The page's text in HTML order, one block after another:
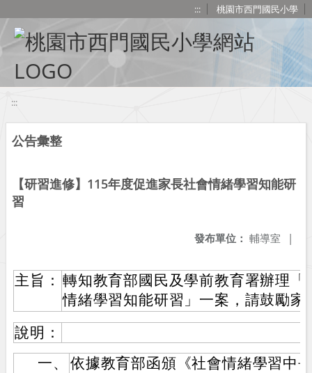
::: 桃園市西門國民小學
:::
公告彙整
【研習進修】115年度促進家長社會情緒學習知能研
習
發布單位： 輔導室 |
主旨： 轉知教育部國民及學前教育署辦理「
情緒學習知能研習」一案，請鼓勵
說明：
一、
依據教育部函頒《社會情緒學習中